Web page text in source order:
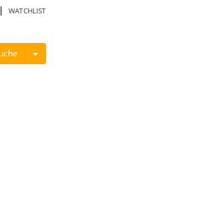
WATCHLIST
Menü ein-/ausblenden